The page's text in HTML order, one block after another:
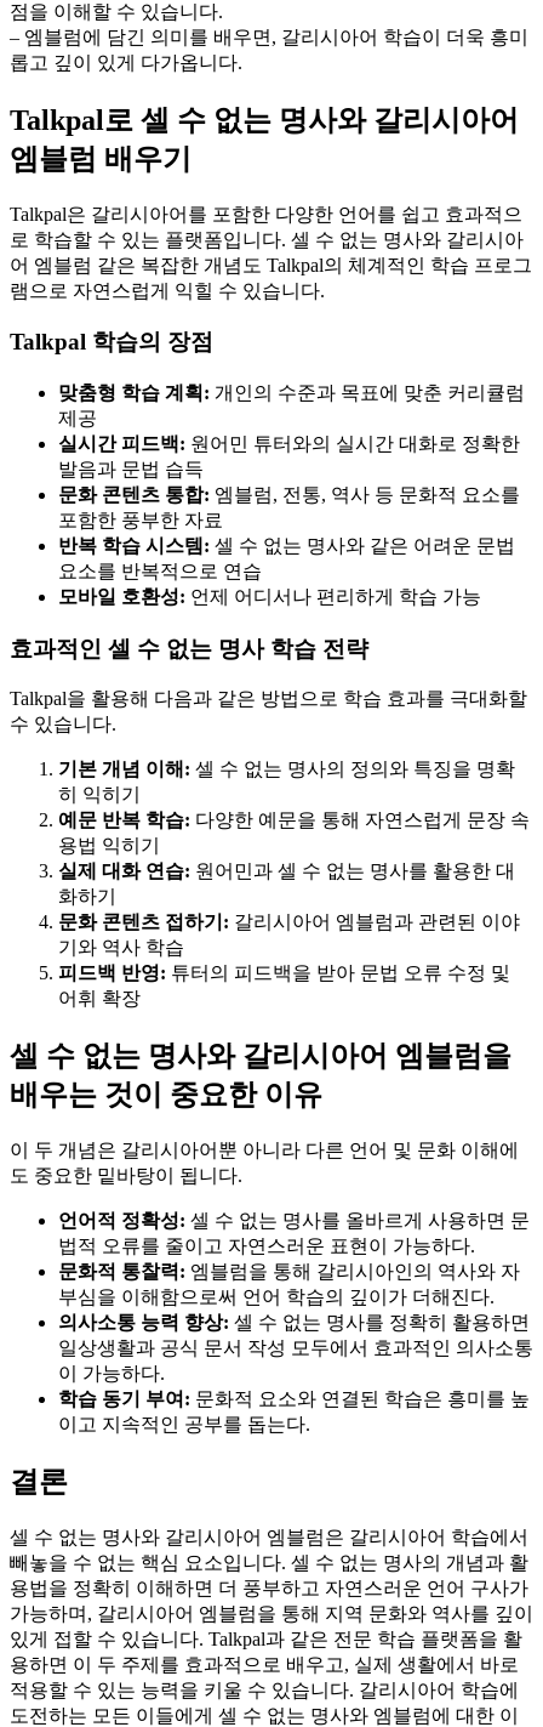
점을 이해할 수 있습니다.
– 엠블럼에 담긴 의미를 배우면, 갈리시아어 학습이 더욱 흥미
롭고 깊이 있게 다가옵니다.
Talkpal로 셀 수 없는 명사와 갈리시아어
엠블럼 배우기
Talkpal은 갈리시아어를 포함한 다양한 언어를 쉽고 효과적으
로 학습할 수 있는 플랫폼입니다. 셀 수 없는 명사와 갈리시아
어 엠블럼 같은 복잡한 개념도 Talkpal의 체계적인 학습 프로그
램으로 자연스럽게 익힐 수 있습니다.
Talkpal 학습의 장점
맞춤형 학습 계획: 개인의 수준과 목표에 맞춘 커리큘럼
제공
실시간 피드백: 원어민 튜터와의 실시간 대화로 정확한
발음과 문법 습득
문화 콘텐츠 통합: 엠블럼, 전통, 역사 등 문화적 요소를
포함한 풍부한 자료
반복 학습 시스템: 셀 수 없는 명사와 같은 어려운 문법
요소를 반복적으로 연습
모바일 호환성: 언제 어디서나 편리하게 학습 가능
효과적인 셀 수 없는 명사 학습 전략
Talkpal을 활용해 다음과 같은 방법으로 학습 효과를 극대화할
수 있습니다.
기본 개념 이해: 셀 수 없는 명사의 정의와 특징을 명확
히 익히기
예문 반복 학습: 다양한 예문을 통해 자연스럽게 문장 속
용법 익히기
실제 대화 연습: 원어민과 셀 수 없는 명사를 활용한 대
화하기
문화 콘텐츠 접하기: 갈리시아어 엠블럼과 관련된 이야
기와 역사 학습
피드백 반영: 튜터의 피드백을 받아 문법 오류 수정 및
어휘 확장
셀 수 없는 명사와 갈리시아어 엠블럼을
배우는 것이 중요한 이유
이 두 개념은 갈리시아어뿐 아니라 다른 언어 및 문화 이해에
도 중요한 밑바탕이 됩니다.
언어적 정확성: 셀 수 없는 명사를 올바르게 사용하면 문
법적 오류를 줄이고 자연스러운 표현이 가능하다.
문화적 통찰력: 엠블럼을 통해 갈리시아인의 역사와 자
부심을 이해함으로써 언어 학습의 깊이가 더해진다.
의사소통 능력 향상: 셀 수 없는 명사를 정확히 활용하면
일상생활과 공식 문서 작성 모두에서 효과적인 의사소통
이 가능하다.
학습 동기 부여: 문화적 요소와 연결된 학습은 흥미를 높
이고 지속적인 공부를 돕는다.
결론
셀 수 없는 명사와 갈리시아어 엠블럼은 갈리시아어 학습에서
빼놓을 수 없는 핵심 요소입니다. 셀 수 없는 명사의 개념과 활
용법을 정확히 이해하면 더 풍부하고 자연스러운 언어 구사가
가능하며, 갈리시아어 엠블럼을 통해 지역 문화와 역사를 깊이
있게 접할 수 있습니다. Talkpal과 같은 전문 학습 플랫폼을 활
용하면 이 두 주제를 효과적으로 배우고, 실제 생활에서 바로
적용할 수 있는 능력을 키울 수 있습니다. 갈리시아어 학습에
도전하는 모든 이들에게 셀 수 없는 명사와 엠블럼에 대한 이